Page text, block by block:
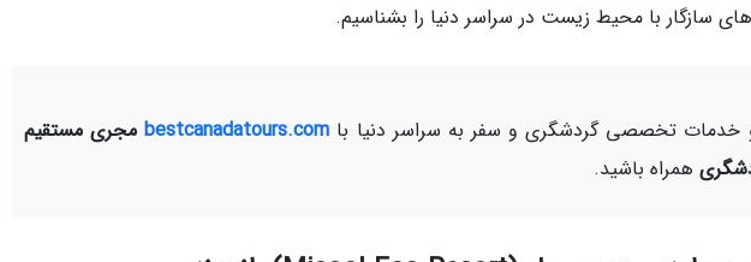
سازگار با محیط زیست در سراسر دنیا را بشناسیم.
خدمات تخصصی گردشگری و سفر به سراسر دنیا با bestcanadatours.com مجری مستقیم
همراه باشید.